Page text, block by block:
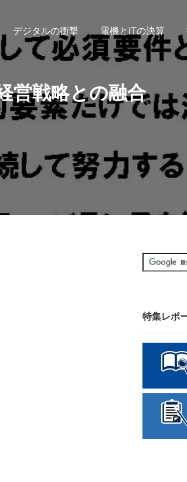
デジタルの衝撃 電機とITの決算
営戦略との融合
特集レポ